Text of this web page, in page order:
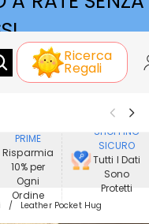
A RATE SENZA
Ricerca
Regali
Nuovi
PRIME
Risparmia
10% per
Ogni
Ordine
SHOPPING
SICURO
Tutti I Dati
Sono
Protetti
Leather Pocket Hug